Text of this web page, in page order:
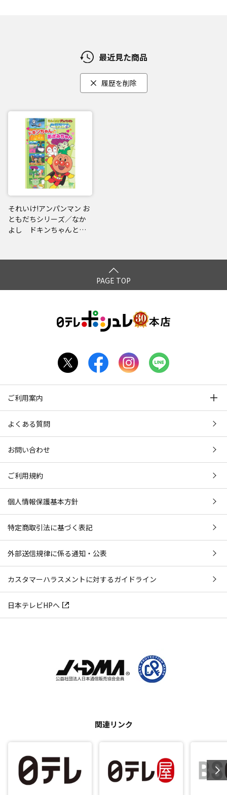
最近見た商品
履歴を削除
それいけ!アンパンマン お
ともだちシリーズ／なか
よし ドキンちゃんとあ
PAGE TOP
ご利用案内
よくある質問
お問い合わせ
ご利用規約
個人情報保護基本方針
特定商取引法に基づく表記
外部送信規律に係る通知・公表
カスタマーハラスメントに対するガイドライン
日本テレビHPへ
関連リンク